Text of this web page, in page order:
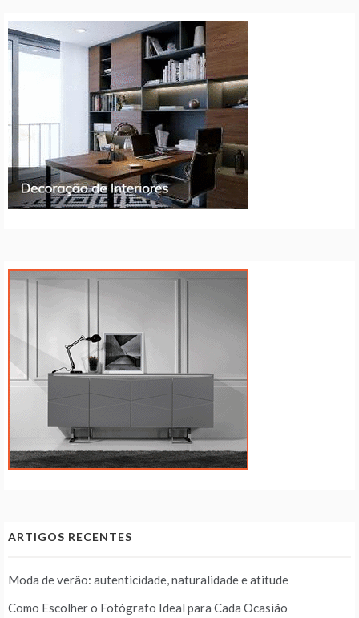
ARTIGOS RECENTES
Moda de verão: autenticidade, naturalidade e atitude
Como Escolher o Fotógrafo Ideal para Cada Ocasião